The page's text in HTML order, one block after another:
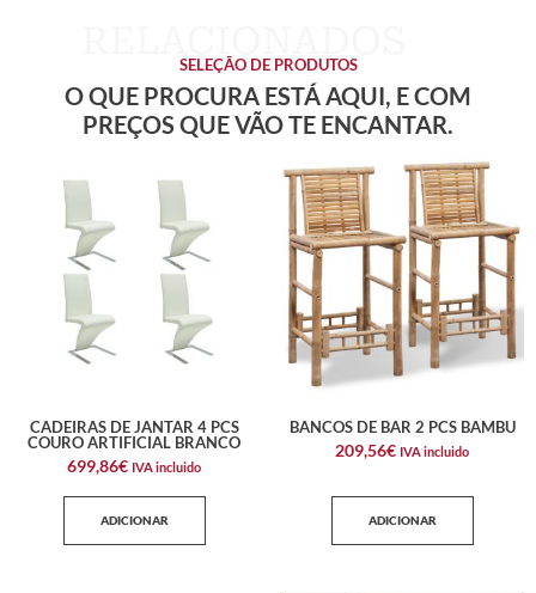
SELEÇÃO DE PRODUTOS
O QUE PROCURA ESTÁ AQUI, E COM
PREÇOS QUE VÃO TE ENCANTAR.
CADEIRAS DE JANTAR 4 PCS
COURO ARTIFICIAL BRANCO
699,86€ IVA incluido
ADICIONAR
BANCOS DE BAR 2 PCS BAMBU
209,56€ IVA incluido
ADICIONAR